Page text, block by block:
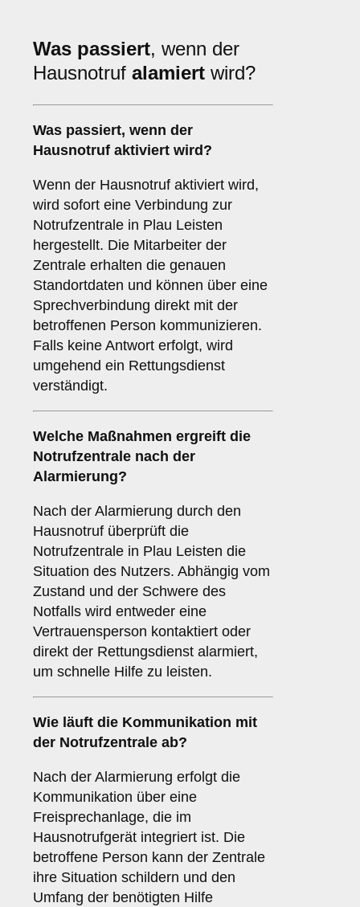
Was passiert, wenn der
Hausnotruf alamiert wird?
Was passiert, wenn der
Hausnotruf aktiviert wird?
Wenn der Hausnotruf aktiviert wird,
wird sofort eine Verbindung zur
Notrufzentrale in Plau Leisten
hergestellt. Die Mitarbeiter der
Zentrale erhalten die genauen
Standortdaten und können über eine
Sprechverbindung direkt mit der
betroffenen Person kommunizieren.
Falls keine Antwort erfolgt, wird
umgehend ein Rettungsdienst
verständigt.
Welche Maßnahmen ergreift die
Notrufzentrale nach der
Alarmierung?
Nach der Alarmierung durch den
Hausnotruf überprüft die
Notrufzentrale in Plau Leisten die
Situation des Nutzers. Abhängig vom
Zustand und der Schwere des
Notfalls wird entweder eine
Vertrauensperson kontaktiert oder
direkt der Rettungsdienst alarmiert,
um schnelle Hilfe zu leisten.
Wie läuft die Kommunikation mit
der Notrufzentrale ab?
Nach der Alarmierung erfolgt die
Kommunikation über eine
Freisprechanlage, die im
Hausnotrufgerät integriert ist. Die
betroffene Person kann der Zentrale
ihre Situation schildern und den
Umfang der benötigten Hilfe